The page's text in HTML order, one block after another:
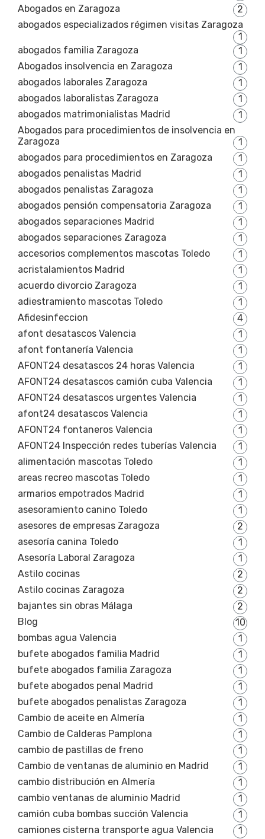
Abogados en Zaragoza
2
abogados especializados régimen visitas Zaragoza
1
abogados familia Zaragoza
1
Abogados insolvencia en Zaragoza
1
abogados laborales Zaragoza
1
abogados laboralistas Zaragoza
1
abogados matrimonialistas Madrid
1
Abogados para procedimientos de insolvencia en
Zaragoza
1
abogados para procedimientos en Zaragoza
1
abogados penalistas Madrid
1
abogados penalistas Zaragoza
1
abogados pensión compensatoria Zaragoza
1
abogados separaciones Madrid
1
abogados separaciones Zaragoza
1
accesorios complementos mascotas Toledo
1
acristalamientos Madrid
1
acuerdo divorcio Zaragoza
1
adiestramiento mascotas Toledo
1
Afidesinfeccion
4
afont desatascos Valencia
1
afont fontanería Valencia
1
AFONT24 desatascos 24 horas Valencia
1
AFONT24 desatascos camión cuba Valencia
1
AFONT24 desatascos urgentes Valencia
1
afont24 desatascos Valencia
1
AFONT24 fontaneros Valencia
1
AFONT24 Inspección redes tuberías Valencia
1
alimentación mascotas Toledo
1
areas recreo mascotas Toledo
1
armarios empotrados Madrid
1
asesoramiento canino Toledo
1
asesores de empresas Zaragoza
2
asesoría canina Toledo
1
Asesoría Laboral Zaragoza
1
Astilo cocinas
2
Astilo cocinas Zaragoza
2
bajantes sin obras Málaga
2
Blog
10
bombas agua Valencia
1
bufete abogados familia Madrid
1
bufete abogados familia Zaragoza
1
bufete abogados penal Madrid
1
bufete abogados penalistas Zaragoza
1
Cambio de aceite en Almería
1
Cambio de Calderas Pamplona
1
cambio de pastillas de freno
1
Cambio de ventanas de aluminio en Madrid
1
cambio distribución en Almería
1
cambio ventanas de aluminio Madrid
1
camión cuba bombas succión Valencia
1
camiones cisterna transporte agua Valencia
1